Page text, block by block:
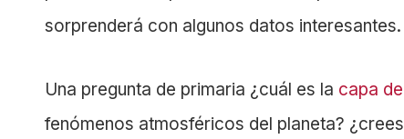
sorprenderá con algunos datos interesantes.
Una pregunta de primaria ¿cuál es la capa
fenómenos atmosféricos del planeta?